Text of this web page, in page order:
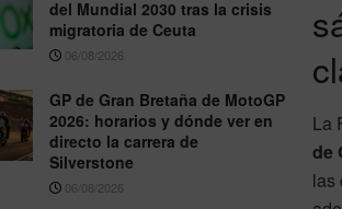
del Mundial 2030 tras la crisis
migratoria de Ceuta
06/08/2026
GP de Gran Bretaña de MotoGP
2026: horarios y dónde ver en
directo la carrera de
Silverstone
06/08/2026
La
de
las